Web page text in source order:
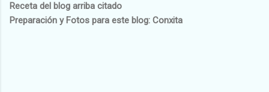
Receta del blog arriba citado
Preparación y Fotos para este blog: Conxita